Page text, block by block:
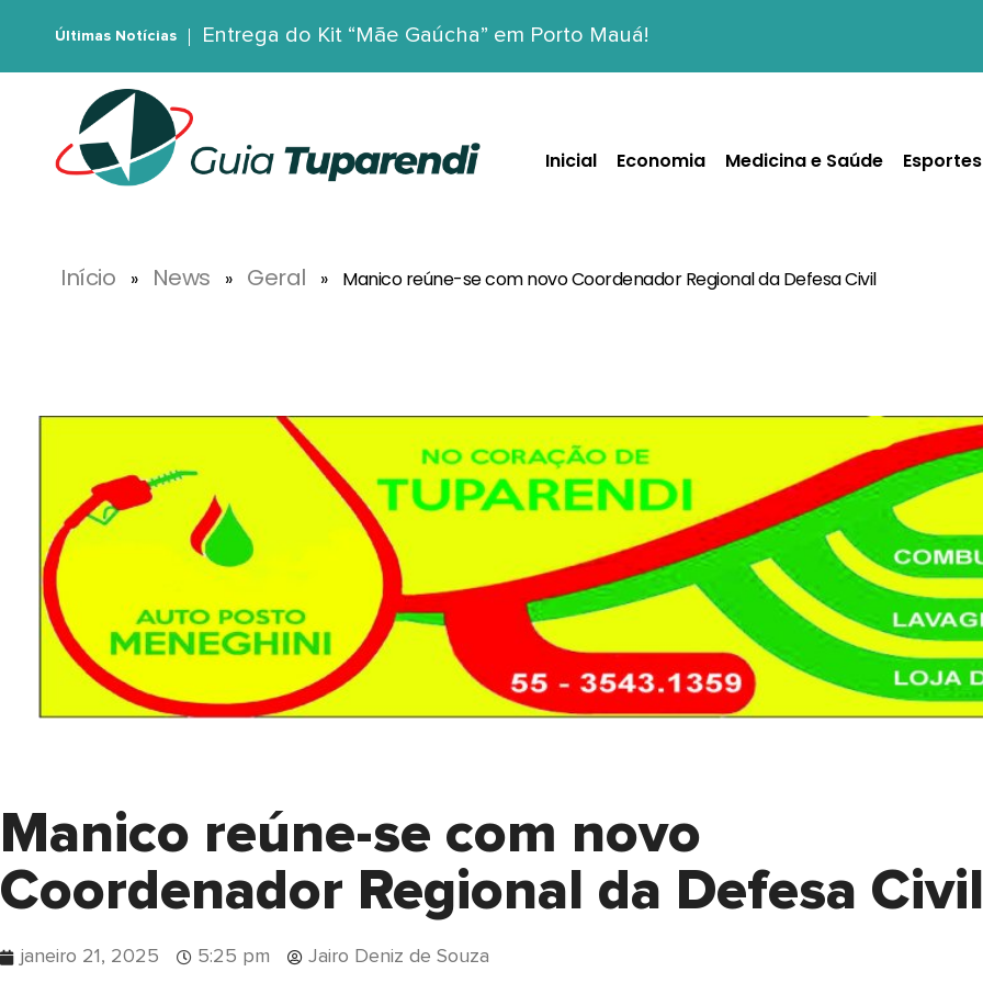
Últimas Notícias Entrega do Kit “Mãe Gaúcha” em Porto Mauá!
Inicial Economia Medicina e Saúde Esportes
Início » News » Geral » Manico reúne-se com novo Coordenador Regional da Defesa Civil
Manico reúne-se com novo
Coordenador Regional da Defesa Civil
janeiro 21, 2025 5:25 pm Jairo Deniz de Souza